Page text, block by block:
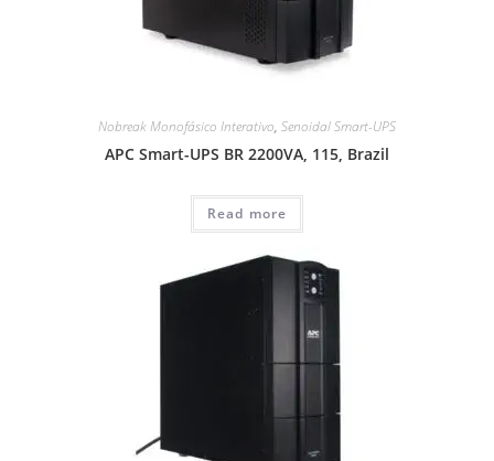
Nobreak Monofásico Interativo, Senoidal Smart-UPS
APC Smart-UPS BR 2200VA, 115, Brazil
Read more